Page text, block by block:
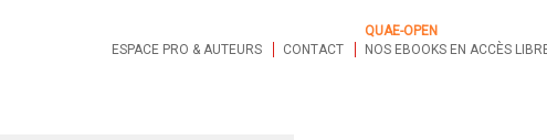
ESPACE PRO & AUTEURS CONTACT
QUAE-OPEN
NOS EBOOKS EN ACCÈS